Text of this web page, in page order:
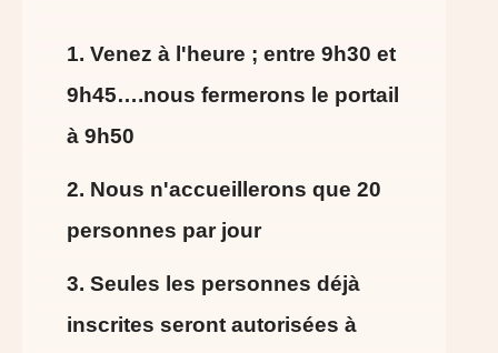
1. Venez à l'heure ; entre 9h30 et
9h45….nous fermerons le portail
à 9h50
2. Nous n'accueillerons que 20
personnes par jour
3. Seules les personnes déjà
inscrites seront autorisées à